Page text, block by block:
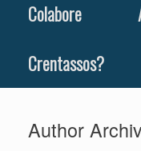
Colabore
Crentassos?
Author